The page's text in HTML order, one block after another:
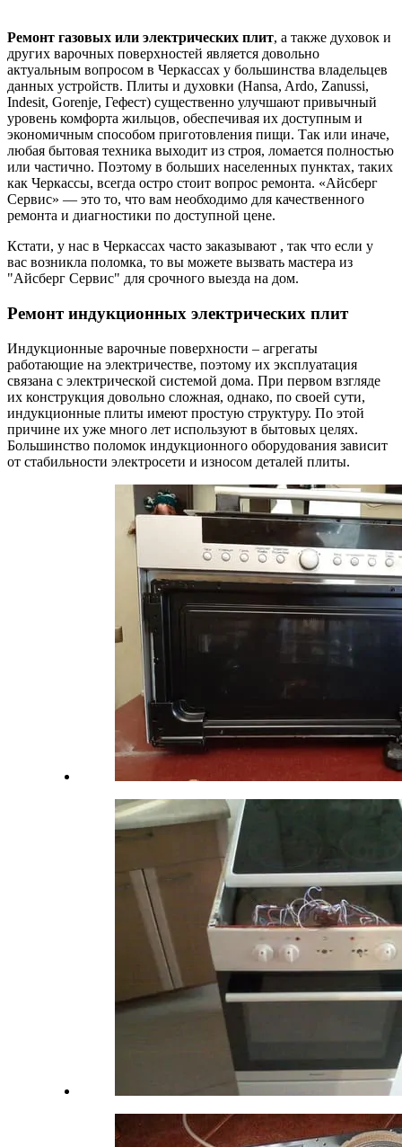
Ремонт газовых или электрических плит, а также духовок и
других варочных поверхностей является довольно
актуальным вопросом в Черкассах у большинства владельцев
данных устройств. Плиты и духовки (Hansa, Ardo, Zanussi,
Indesit, Gorenje, Гефест) существенно улучшают привычный
уровень комфорта жильцов, обеспечивая их доступным и
экономичным способом приготовления пищи. Так или иначе,
любая бытовая техника выходит из строя, ломается полностью
или частично. Поэтому в больших населенных пунктах, таких
как Черкассы, всегда остро стоит вопрос ремонта. «Айсберг
Сервис» — это то, что вам необходимо для качественного
ремонта и диагностики по доступной цене.
Кстати, у нас в Черкассах часто заказывают , так что если у
вас возникла поломка, то вы можете вызвать мастера из
"Айсберг Сервис" для срочного выезда на дом.
Ремонт индукционных электрических плит
Индукционные варочные поверхности – агрегаты
работающие на электричестве, поэтому их эксплуатация
связана с электрической системой дома. При первом взгляде
их конструкция довольно сложная, однако, по своей сути,
индукционные плиты имеют простую структуру. По этой
причине их уже много лет используют в бытовых целях.
Большинство поломок индукционного оборудования зависит
от стабильности электросети и износом деталей плиты.